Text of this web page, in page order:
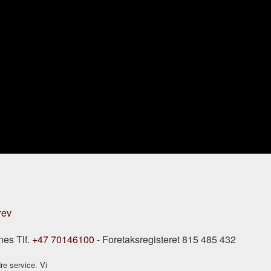
Tlf. +47 70146100 - Foretaksregisteret 815 485 432
service. Vi